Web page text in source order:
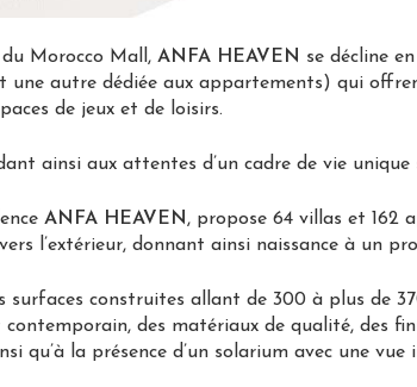
Morocco Mall, ANFA HEAVEN se décline
une autre dédiée aux appartements) qui
de jeux et de loisirs.
ainsi aux attentes d’un cadre de vie unique
ANFA HEAVEN, propose 64 villas et 162
l’extérieur, donnant ainsi naissance à un
surfaces construites allant de 300 à plus de
contemporain, des matériaux de qualité, des
la présence d’un solarium avec une vue